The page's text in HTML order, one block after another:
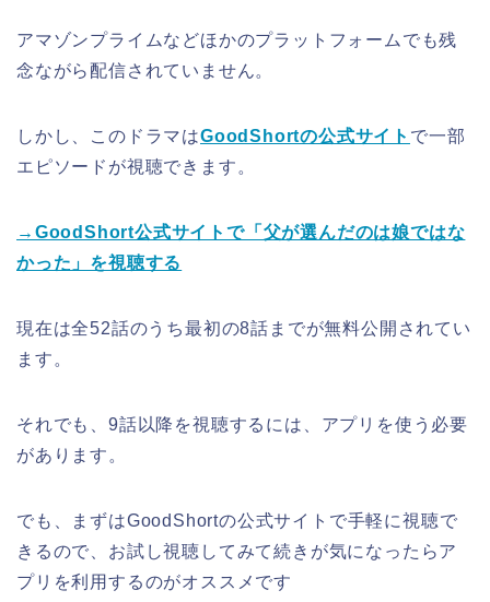
アマゾンプライムなどほかのプラットフォームでも残
念ながら配信されていません。
しかし、このドラマはGoodShortの公式サイト で一部
エピソードが視聴できます。
→GoodShort公式サイトで「父が選んだのは娘ではな
かった」を視聴する
現在は全52話のうち最初の8話までが無料公開されてい
ます。
それでも、9話以降を視聴するには、アプリを使う必要
があります。
でも、まずはGoodShortの公式サイトで手軽に視聴で
きるので、お試し視聴してみて続きが気になったらア
プリを利用するのがオススメです